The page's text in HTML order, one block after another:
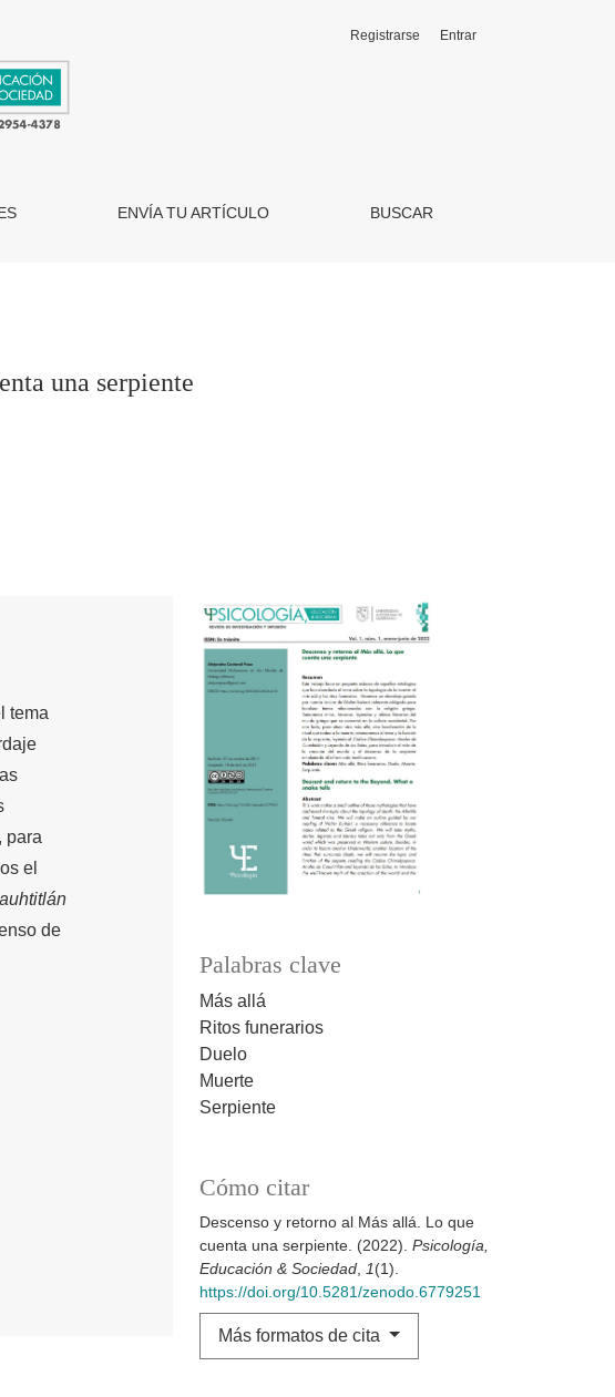
ENVÍA TU ARTÍCULO BUSCAR
Registrarse Entrar
una serpiente
Palabras clave
Más allá
Ritos funerarios
Duelo
Muerte
Serpiente
Cómo citar
Descenso y retorno al Más allá. Lo que
cuenta una serpiente. (2022). Psicología,
Educación & Sociedad, 1(1).
https://doi.org/10.5281/zenodo.6779251
Más formatos de cita
tema
para
el
de